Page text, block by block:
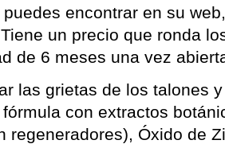
puedes encontrar en su
un precio que ronda
de 6 meses una vez
las grietas de los talones
con extractos
regeneradores), Óxido de